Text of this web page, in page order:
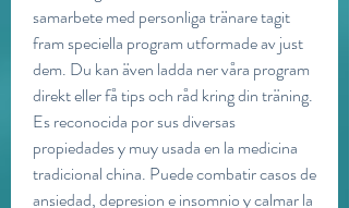
samarbete med personliga tränare tagit
fram speciella program utformade av just
dem. Du kan även ladda ner våra program
direkt eller få tips och råd kring din träning.
Es reconocida por sus diversas
propiedades y muy usada en la medicina
tradicional china. Puede combatir casos de
ansiedad, depresion e insomnio y calmar la